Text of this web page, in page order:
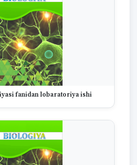
fanidan lobaratoriya ishi